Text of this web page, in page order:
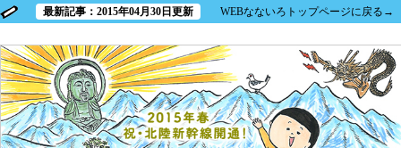
最新記事：2015年04月30日更新 WEBなないろトップページに戻る→